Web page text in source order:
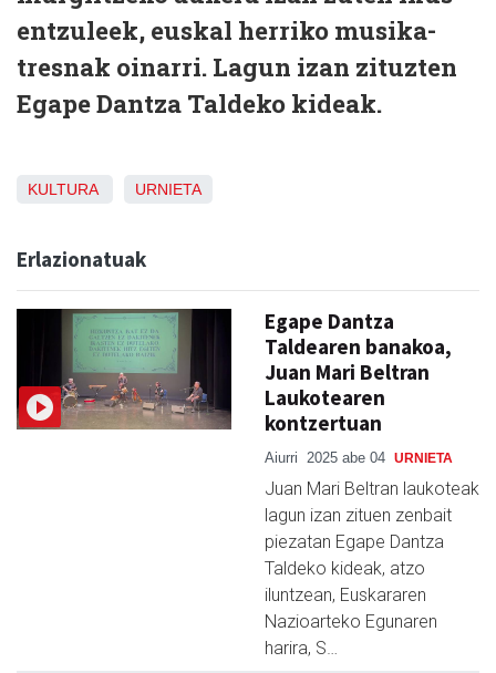
entzuleek, euskal herriko musika-
tresnak oinarri. Lagun izan zituzten
Egape Dantza Taldeko kideak.
KULTURA URNIETA
Erlazionatuak
Egape Dantza
Taldearen banakoa,
Juan Mari Beltran
Laukotearen
kontzertuan
Aiurri 2025 abe 04 URNIETA
Juan Mari Beltran laukoteak
lagun izan zituen zenbait
piezatan Egape Dantza
Taldeko kideak, atzo
iluntzean, Euskararen
Nazioarteko Egunaren
harira, S…